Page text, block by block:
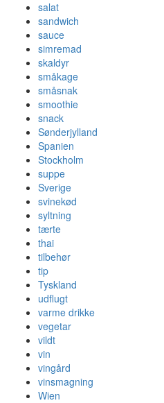
salat
sandwich
sauce
simremad
skaldyr
småkage
småsnak
smoothie
snack
Sønderjylland
Spanien
Stockholm
suppe
Sverige
svinekød
syltning
tærte
thai
tilbehør
tip
Tyskland
udflugt
varme drikke
vegetar
vildt
vin
vingård
vinsmagning
Wien